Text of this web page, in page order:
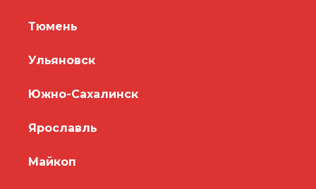
Тюмень
Ульяновск
Южно-Сахалинск
Ярославль
Майкоп